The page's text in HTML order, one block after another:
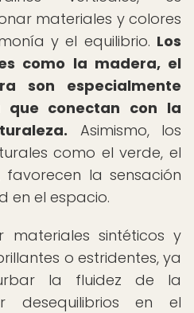
materiales y colores
y el equilibrio. Los
como la madera, el
son especialmente
que conectan con la
Asimismo, los
como el verde, el
la sensación
en el espacio.
materiales sintéticos y
o estridentes, ya
la fluidez de la
desequilibrios en el